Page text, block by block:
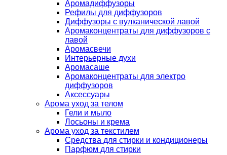
Аромадиффузоры
Рефилы для диффузоров
Диффузоры с вулканической лавой
Аромаконцентраты для диффузоров с
лавой
Аромасвечи
Интерьерные духи
Аромасаше
Аромаконцентраты для электро
диффузоров
Аксессуары
Арома уход за телом
Гели и мыло
Лосьоны и крема
Арома уход за текстилем
Средства для стирки и кондиционеры
Парфюм для стирки